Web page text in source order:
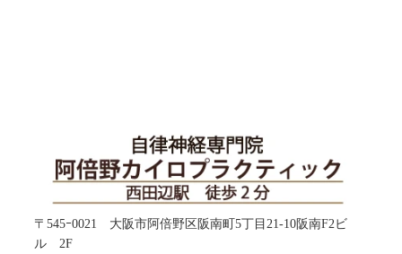
〒545ｰ0021 大阪市阿倍野区阪南町5丁目21-10阪南F2ビ
ル 2F